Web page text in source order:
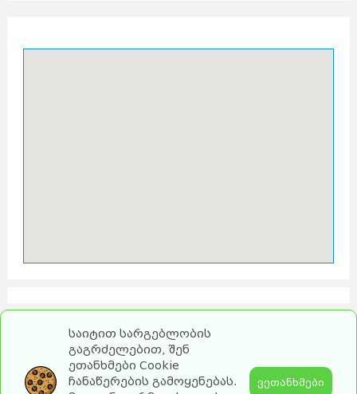
საიტით სარგებლობის
გაგრძელებით, შენ
ეთანხმები Cookie
ჩანაწერების გამოყენებას.
ვეთანხმები